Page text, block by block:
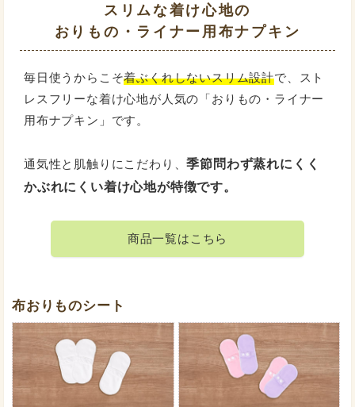
スリムな着け心地の
おりもの・ライナー用布ナプキン
毎日使うからこそ着ぶくれしないスリム設計で、スト
レスフリーな着け心地が人気の「おりもの・ライナー
用布ナプキン」です。
通気性と肌触りにこだわり、季節問わず蒸れにくく
かぶれにくい着け心地が特徴です。
商品一覧はこちら
布おりものシート